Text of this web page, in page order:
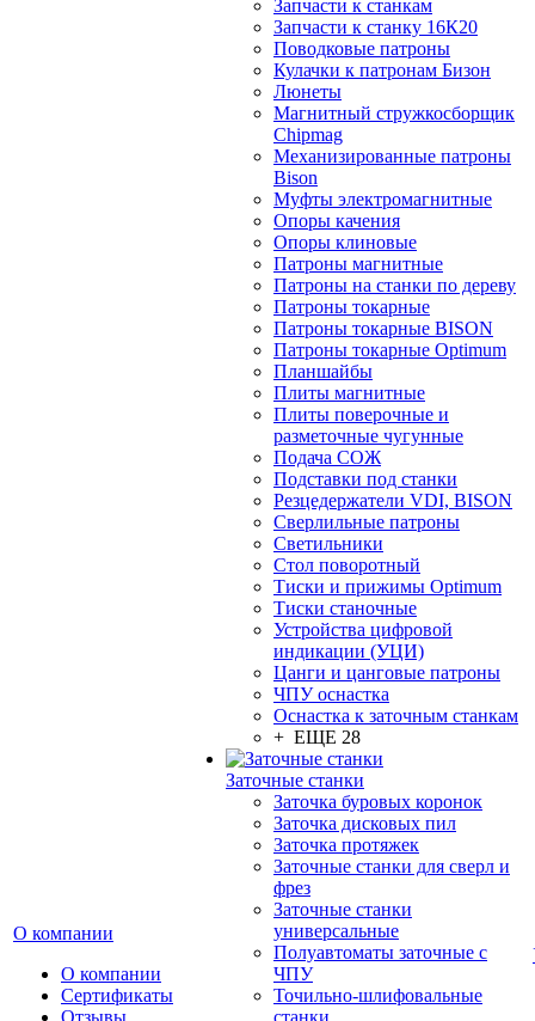
О компании
О компании
Сертификаты
Отзывы
Запчасти к станкам
Запчасти к станку 16К20
Поводковые патроны
Кулачки к патронам Бизон
Люнеты
Магнитный стружкосборщик
Chipmag
Механизированные патроны
Bison
Муфты электромагнитные
Опоры качения
Опоры клиновые
Патроны магнитные
Патроны на станки по дереву
Патроны токарные
Патроны токарные BISON
Патроны токарные Optimum
Планшайбы
Плиты магнитные
Плиты поверочные и
разметочные чугунные
Подача СОЖ
Подставки под станки
Резцедержатели VDI, BISON
Сверлильные патроны
Светильники
Стол поворотный
Тиски и прижимы Optimum
Тиски станочные
Устройства цифровой
индикации (УЦИ)
Цанги и цанговые патроны
ЧПУ оснастка
Оснастка к заточным станкам
+ ЕЩЕ 28
Заточные станки
Заточка буровых коронок
Заточка дисковых пил
Заточка протяжек
Заточные станки для сверл и
фрез
Заточные станки
универсальные
Полуавтоматы заточные с
ЧПУ
Точильно-шлифовальные
станки